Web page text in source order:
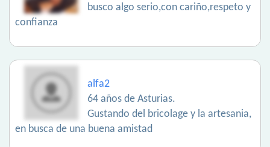
busco algo serio,con cariño,respeto y
confianza
alfa2
64 años de Asturias.
Gustando del bricolage y la artesania,
en busca de una buena amistad